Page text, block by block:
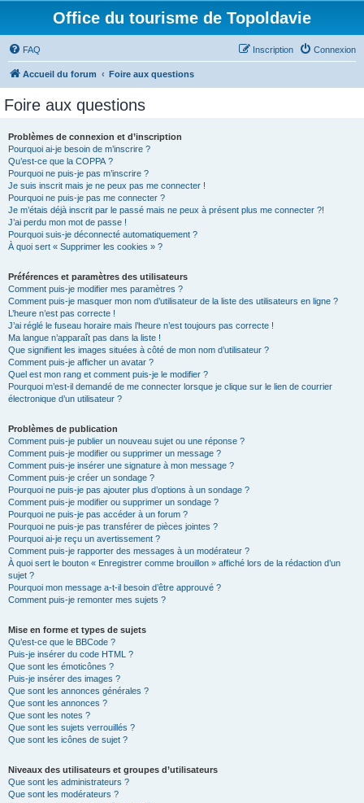
Office du tourisme de Topoldavie
FAQ Connexion
Inscription
Accueil du forum Foire aux questions
Foire aux questions
Problèmes de connexion et d’inscription
Pourquoi ai-je besoin de m’inscrire ?
Qu’est-ce que la COPPA ?
Pourquoi ne puis-je pas m’inscrire ?
Je suis inscrit mais je ne peux pas me connecter !
Pourquoi ne puis-je pas me connecter ?
Je m’étais déjà inscrit par le passé mais ne peux à présent plus me connecter ?!
J’ai perdu mon mot de passe !
Pourquoi suis-je déconnecté automatiquement ?
À quoi sert « Supprimer les cookies » ?
Préférences et paramètres des utilisateurs
Comment puis-je modifier mes paramètres ?
Comment puis-je masquer mon nom d’utilisateur de la liste des utilisateurs en ligne ?
L’heure n’est pas correcte !
J’ai réglé le fuseau horaire mais l’heure n’est toujours pas correcte !
Ma langue n’apparaît pas dans la liste !
Que signifient les images situées à côté de mon nom d’utilisateur ?
Comment puis-je afficher un avatar ?
Quel est mon rang et comment puis-je le modifier ?
Pourquoi m’est-il demandé de me connecter lorsque je clique sur le lien de courrier
électronique d’un utilisateur ?
Problèmes de publication
Comment puis-je publier un nouveau sujet ou une réponse ?
Comment puis-je modifier ou supprimer un message ?
Comment puis-je insérer une signature à mon message ?
Comment puis-je créer un sondage ?
Pourquoi ne puis-je pas ajouter plus d’options à un sondage ?
Comment puis-je modifier ou supprimer un sondage ?
Pourquoi ne puis-je pas accéder à un forum ?
Pourquoi ne puis-je pas transférer de pièces jointes ?
Pourquoi ai-je reçu un avertissement ?
Comment puis-je rapporter des messages à un modérateur ?
À quoi sert le bouton « Enregistrer comme brouillon » affiché lors de la rédaction d’un
sujet ?
Pourquoi mon message a-t-il besoin d’être approuvé ?
Comment puis-je remonter mes sujets ?
Mise en forme et types de sujets
Qu’est-ce que le BBCode ?
Puis-je insérer du code HTML ?
Que sont les émoticônes ?
Puis-je insérer des images ?
Que sont les annonces générales ?
Que sont les annonces ?
Que sont les notes ?
Que sont les sujets verrouillés ?
Que sont les icônes de sujet ?
Niveaux des utilisateurs et groupes d’utilisateurs
Que sont les administrateurs ?
Que sont les modérateurs ?